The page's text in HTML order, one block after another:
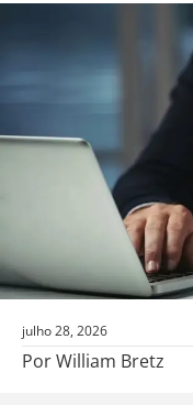
julho 28, 2026
Por William Bretz